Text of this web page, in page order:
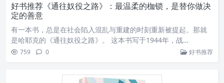
好书推荐《通往奴役之路》：最温柔的枷锁，是替你做决
定的善意
有一本书，总是在社会陷入混乱与重建的时刻重新被提起。那就
是哈耶克的《通往奴役之路》。 这本书写于1944年，战…
759 0 好书推荐